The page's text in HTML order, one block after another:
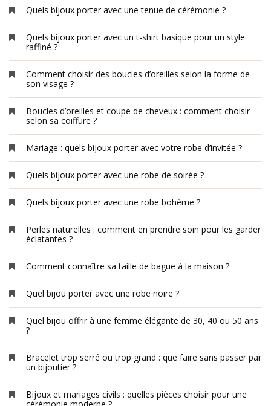
Quels bijoux porter avec une tenue de cérémonie ?
Quels bijoux porter avec un t-shirt basique pour un style
raffiné ?
Comment choisir des boucles d’oreilles selon la forme de
son visage ?
Boucles d’oreilles et coupe de cheveux : comment choisir
selon sa coiffure ?
Mariage : quels bijoux porter avec votre robe d’invitée ?
Quels bijoux porter avec une robe de soirée ?
Quels bijoux porter avec une robe bohème ?
Perles naturelles : comment en prendre soin pour les garder
éclatantes ?
Comment connaître sa taille de bague à la maison ?
Quel bijou porter avec une robe noire ?
Quel bijou offrir à une femme élégante de 30, 40 ou 50 ans
?
Bracelet trop serré ou trop grand : que faire sans passer par
un bijoutier ?
Bijoux et mariages civils : quelles pièces choisir pour une